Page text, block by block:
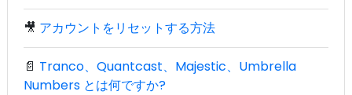
🎥 アカウントをリセットする方法
📄 Tranco、Quantcast、Majestic、Umbrella
Numbers とは何ですか?